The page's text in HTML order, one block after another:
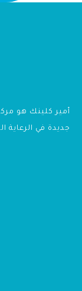
جديدة في الرعاية